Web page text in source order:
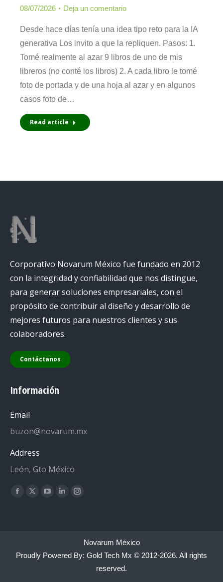
08/07/2026
Deja un comentario
Desde hace días tenía una idea tipo reto para la IA
generativa Los invito a que la repliquen. Pasos: 1.
Tomé realmente al azar 9 libros de uno de mis
libreros (no conté los libros) 2. ⁠A cada libro le tomé
foto de portada y de una hoja al azar y en algunos
casos foto de…
Read article
Corporativo Novarum México fue fundado en 2012
con la integridad y confiabilidad que nos distingue,
para generar soluciones empresariales, con el
propósito de contribuir al diseño y desarrollo de
mejores futuros para nuestros clientes y sus
colaboradores.
Contáctanos
Información
Email
buzon@novarum.mx
Address
León, Gto México
Encuéntranos en:
Facebook
window
X
window
YouTube
window
Linkedin
window
Instagram
new
window
Novarum México
Proudly Powered By: Gold Tech Mx © 2012-2026. All rights
reserved.